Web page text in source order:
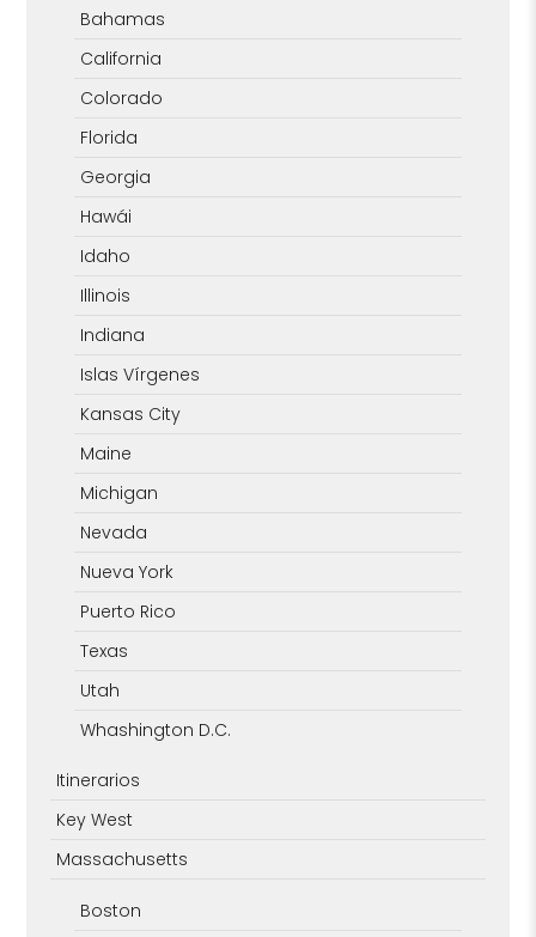
Bahamas
California
Colorado
Florida
Georgia
Hawái
Idaho
Illinois
Indiana
Islas Vírgenes
Kansas City
Maine
Michigan
Nevada
Nueva York
Puerto Rico
Texas
Utah
Whashington D.C.
Itinerarios
Key West
Massachusetts
Boston